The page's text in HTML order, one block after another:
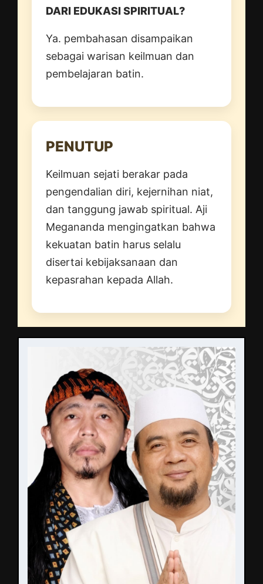
DARI EDUKASI SPIRITUAL?
Ya. pembahasan disampaikan
sebagai warisan keilmuan dan
pembelajaran batin.
PENUTUP
Keilmuan sejati berakar pada
pengendalian diri, kejernihan niat,
dan tanggung jawab spiritual. Aji
Megananda mengingatkan bahwa
kekuatan batin harus selalu
disertai kebijaksanaan dan
kepasrahan kepada Allah.